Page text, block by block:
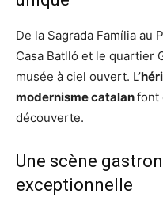
De la Sagrada Família au
Casa Batlló et le quartier
musée à ciel ouvert. L’
modernisme catalanfont
découverte.
Une scène
exceptionnelle